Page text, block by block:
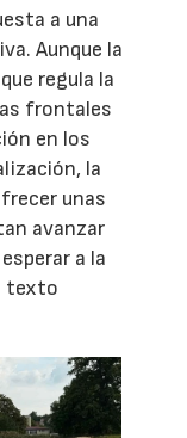
a una
Aunque la
regula la
frontales
en los
la
unas
avanzar
a la
texto